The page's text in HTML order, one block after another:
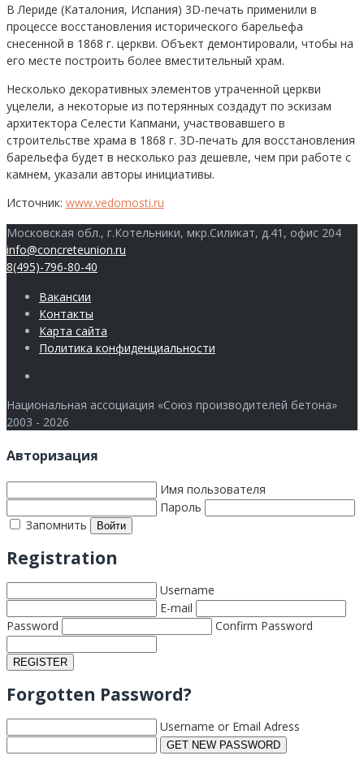
В Лериде (Каталония, Испания) 3D-печать применили в
процессе восстановления исторического барельефа
снесенной в 1868 г. церкви. Объект демонтировали, чтобы на
его месте построить более вместительный храм.
Несколько декоративных элементов утраченной церкви
уцелели, а некоторые из потерянных создадут по эскизам
архитектора Селести Капмани, участвовавшего в
строительстве храма в 1868 г. 3D-печать для восстановления
барельефа будет в несколько раз дешевле, чем при работе с
камнем, указали авторы инициативы.
Источник: www.vedomosti.ru
Московская обл., г.Котельники, мкр.Силикат, д.41, офис 204
info@concreteunion.ru
8(495)-796-80-40
Вакансии
Контакты
Карта сайта
Политика конфиденциальности
Национальная ассоциация «Союз производителей бетона»
2003 - 2026
Авторизация
Имя пользователя
Пароль
Запомнить
Registration
Username
E-mail
Password
Confirm Password
Forgotten Password?
Username or Email Adress